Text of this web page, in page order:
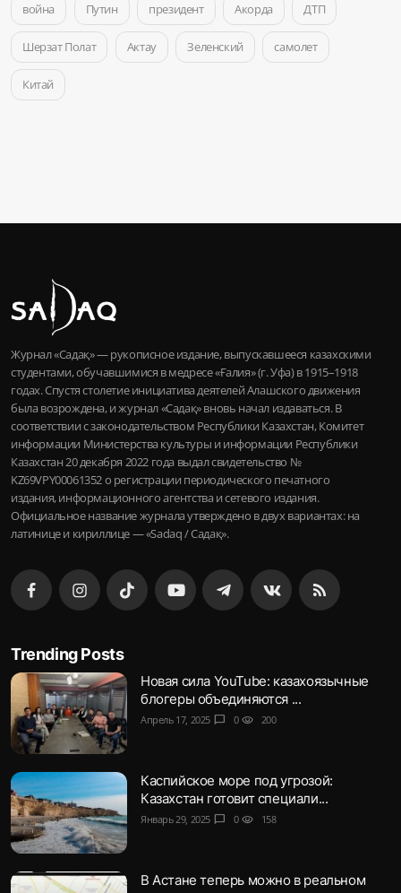
война Путин президент Акорда ДТП
Шерзат Полат Актау Зеленский самолет
Китай
Журнал «Садақ» — рукописное издание, выпускавшееся казахскими
студентами, обучавшимися в медресе «Ғалия» (г. Уфа) в 1915–1918
годах. Спустя столетие инициатива деятелей Алашского движения
была возрождена, и журнал «Садақ» вновь начал издаваться. В
соответствии с законодательством Республики Казахстан, Комитет
информации Министерства культуры и информации Республики
Казахстан 20 декабря 2022 года выдал свидетельство №
KZ69VPY00061352 о регистрации периодического печатного
издания, информационного агентства и сетевого издания.
Официальное название журнала утверждено в двух вариантах: на
латинице и кириллице — «Sadaq / Садақ».
Trending Posts
Новая сила YouTube: казахоязычные
блогеры объединяются ...
Апрель 17, 2025 chat_bubble 0 visibility 200
Каспийское море под угрозой:
Казахстан готовит специали...
Январь 29, 2025 chat_bubble 0 visibility 158
В Астане теперь можно в реальном